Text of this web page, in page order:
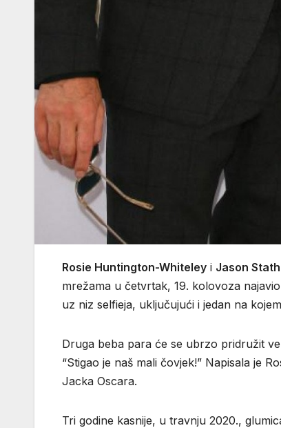
Rosie Huntington-Whiteley i Jason
mrežama u četvrtak, 19. kolovoza
uz niz selfieja, uključujući i jedan na
Druga beba para će se ubrzo pridružit
“Stigao je naš mali čovjek!” Napisala je
Jacka Oscara.
Tri godine kasnije, u travnju 2020.,